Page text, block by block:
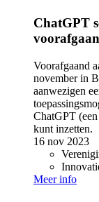
ChatGPT
Voorafgaand
november in
aanwezigen
ChatGPT
kunt inzetten.
16 nov 2023
Meer info